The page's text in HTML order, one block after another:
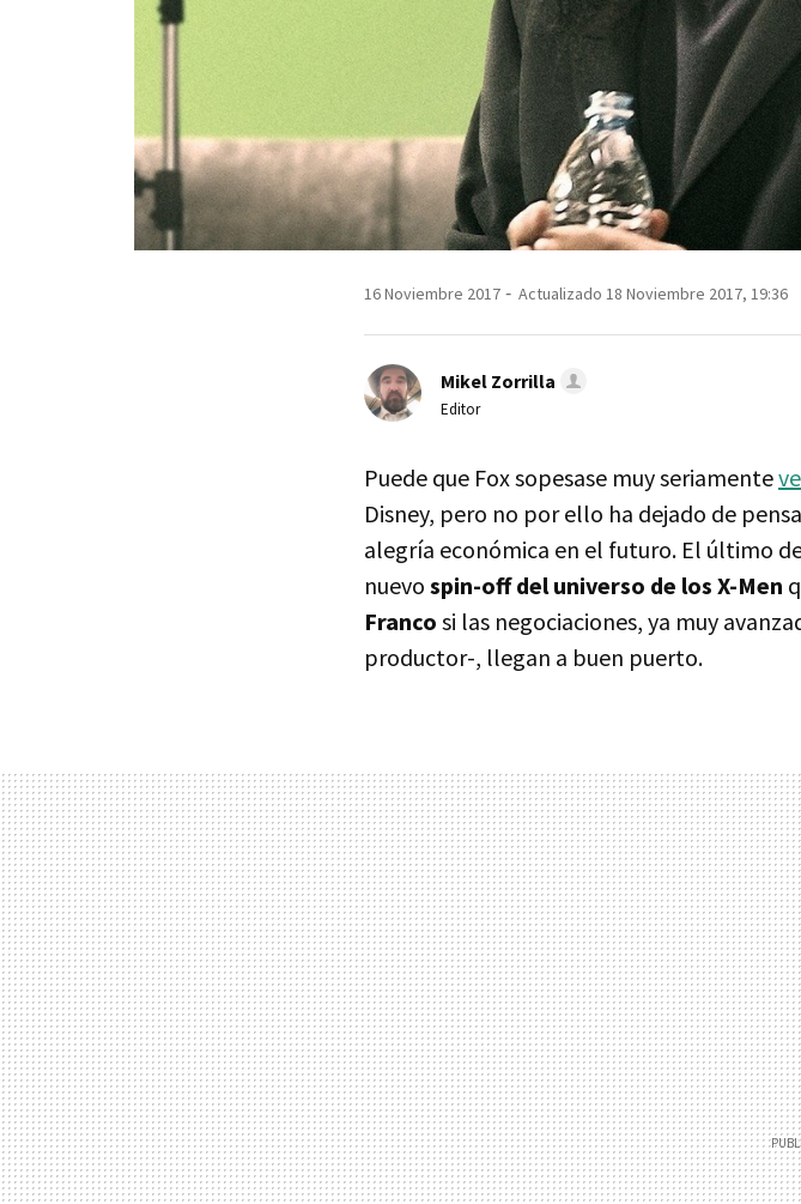
16 Noviembre 2017 Actualizado 18 Noviembre 2017, 19:36
Mikel Zorrilla
Editor
Puede que Fox sopesase muy seriamente
Disney, pero no por ello ha dejado de
alegría económica en el futuro. El último
nuevo spin-off del universo de los X-Men
Franco si las negociaciones, ya muy
productor-, llegan a buen puerto.